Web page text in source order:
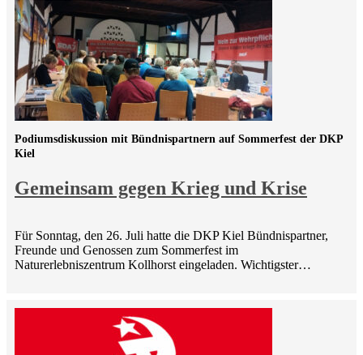
Gemeinsam gegen Krieg und Krise
Podiumsdiskussion mit Bündnispartnern auf Sommerfest der DKP
Kiel
Für Sonntag, den 26. Juli hatte die DKP Kiel Bündnispartner,
Freunde und Genossen zum Sommerfest im
Naturerlebniszentrum Kollhorst eingeladen. Wichtigster…